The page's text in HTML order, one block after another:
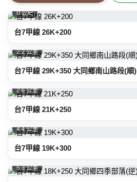
0 公尺
台7甲線 26K+200
2.2 公里
台7甲線 29K+350 大同鄉南山路段(順)
2.6 公里
台7甲線 21K+250
4.4 公里
台7甲線 19K+300
5.3 公里